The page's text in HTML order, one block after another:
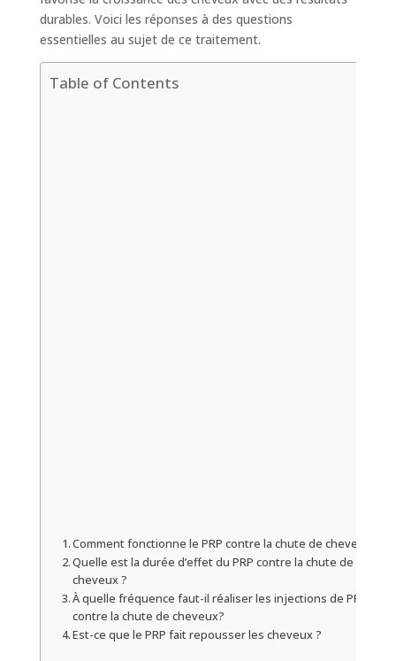
durables. Voici les réponses à des questions
essentielles au sujet de ce traitement.
Table of Contents
Comment fonctionne le PRP contre la chute de cheveux ?
Quelle est la durée d’effet du PRP contre la chute de
cheveux ?
À quelle fréquence faut-il réaliser les injections de PRP
contre la chute de cheveux?
Est-ce que le PRP fait repousser les cheveux ?